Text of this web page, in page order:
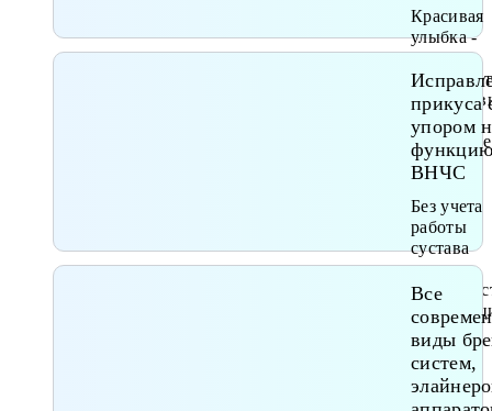
Красивая
улыбка -
один из
но
всегда на
первом
прикуса
упором
ВНЧС
Без учета
работы
сустава
высока
Все
виды
систем,